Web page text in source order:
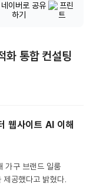
화 통합 컨설팅
웹사이트 AI 이해
가구 브랜드 일룸
공했다고 밝혔다.